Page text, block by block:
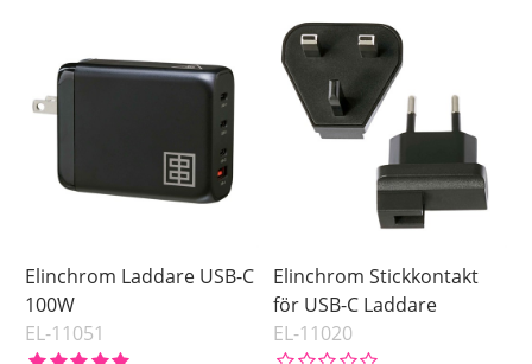
Elinchrom Laddare USB-C
100W
EL-11051
Elinchrom Stickkontakt
för USB-C Laddare
EL-11020